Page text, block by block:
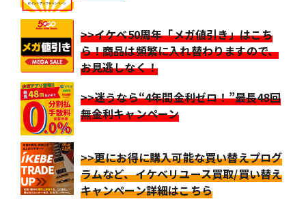
>>イケベ50周年「メガ値引き」はこち
ら！商品は頻繁に入れ替わりますので、
お見逃しなく！
>>迷うなら“4年間金利ゼロ！”最長48回
無金利キャンペーン
>>更にお得に購入可能な買い替えプログ
ラムなど、イケベリユース買取/買い替え
キャンペーン詳細はこちら